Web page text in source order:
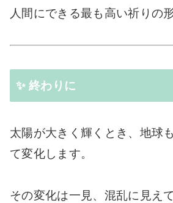
人間にできる最も高い祈りの形
✨ 終わりに
太陽が大きく輝くとき、地球
て変化します。
その変化は一見、混乱に見え